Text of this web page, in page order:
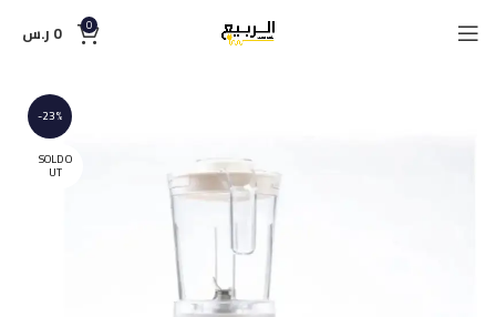
0
0 ر.س
-23%
SOLD O
UT